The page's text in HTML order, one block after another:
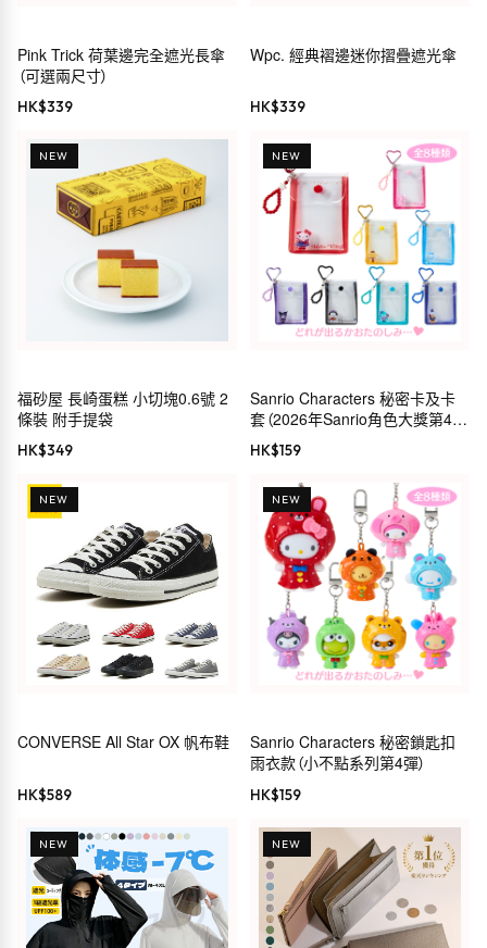
Pink Trick 荷葉邊完全遮光長傘
（可選兩尺寸）
HK$339
Wpc. 經典褶邊迷你摺疊遮光傘
HK$339
NEW
福砂屋 長崎蛋糕 小切塊0.6號 2
條裝 附手提袋
HK$349
NEW
Sanrio Characters 秘密卡及卡
套（2026年Sanrio角色大獎第4彈
服裝系列）
HK$159
NEW
CONVERSE All Star OX 帆布鞋
HK$589
NEW
Sanrio Characters 秘密鎖匙扣
雨衣款（小不點系列第4彈）
HK$159
NEW NEW